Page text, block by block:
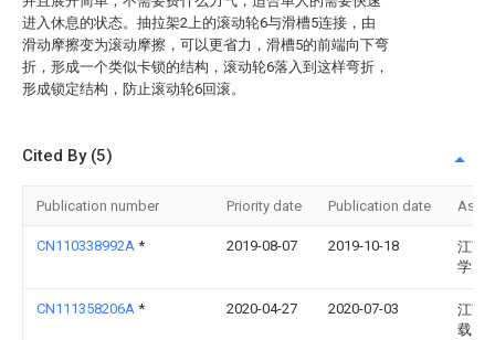
进入休息的状态。抽拉架2上的滚动轮6与滑槽5连接，由
滑动摩擦变为滚动摩擦，可以更省力，滑槽5的前端向下弯
折，形成一个类似卡锁的结构，滚动轮6落入到这样弯折，
形成锁定结构，防止滚动轮6回滚。
Cited By (5)
Publication number Priority date Publication date
CN110338992A * 2019-08-07 2019-10-18
江苏
学
CN111358206A * 2020-04-27 2020-07-03
江苏
载电